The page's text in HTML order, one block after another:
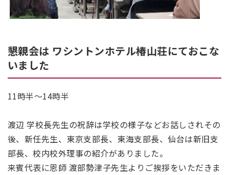
懇親会は ワシントンホテル椿山荘にておこな
いました
11時半～14時半
渡辺 学校長先生の祝辞は学校の様子などお話しされその
後、新任先生、東京支部長、東海支部長、仙台は新旧支
部長、校内校外理事の紹介がありました。
来賓代表に恩師 渡部勢津子先生よりご挨拶をいただきま